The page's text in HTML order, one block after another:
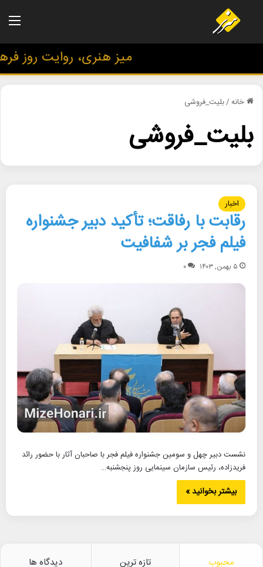
میز هنری، روایت روز
خانه/بلیت_فروشی
بلیت_فروشی
اخبار
رقابت با رفاقت؛ تأکید دبیر جشنواره
فیلم فجر بر شفافیت
۵ بهمن, ۱۴۰۳ ۰
نشست دبیر چهل و سومین جشنواره فیلم فجر با صاحبان آثار با حضور رائد
فریدزاده، رئیس سازمان سینمایی روز پنجشنبه…
بیشتر بخوانید »
محبوب تازه ترین دیدگاه ها